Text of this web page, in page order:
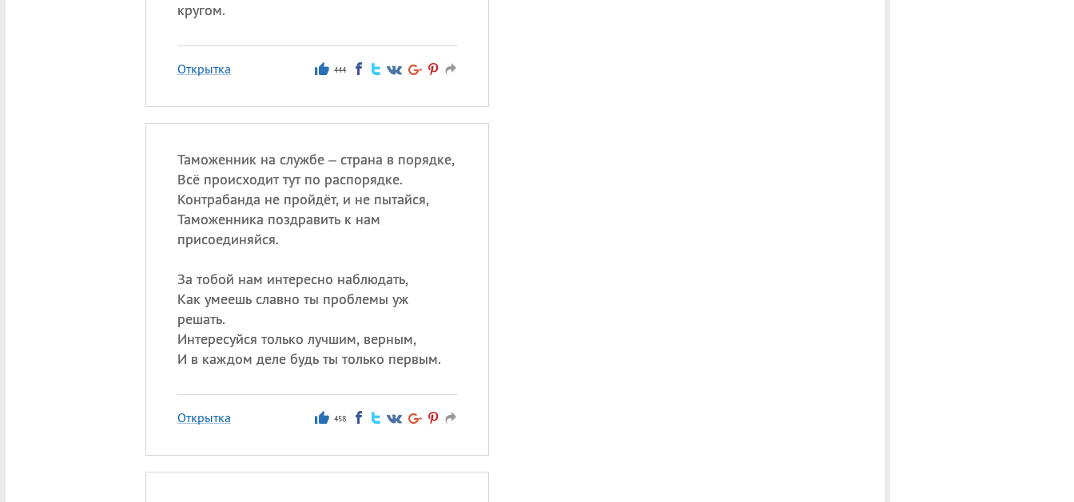
кругом.
Открытка 444
Таможенник на службе – страна в порядке,
Всё происходит тут по распорядке.
Контрабанда не пройдёт, и не пытайся,
Таможенника поздравить к нам
присоединяйся.
За тобой нам интересно наблюдать,
Как умеешь славно ты проблемы уж
решать.
Интересуйся только лучшим, верным,
И в каждом деле будь ты только первым.
Открытка 458